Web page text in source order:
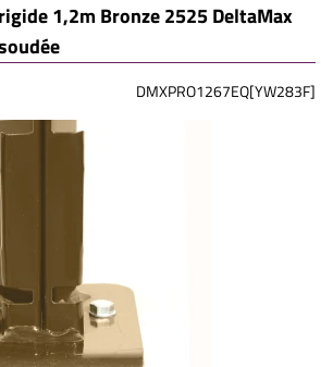
1,2m Bronze 2525 DeltaMax
DMXPRO1267EQ[YW283F]